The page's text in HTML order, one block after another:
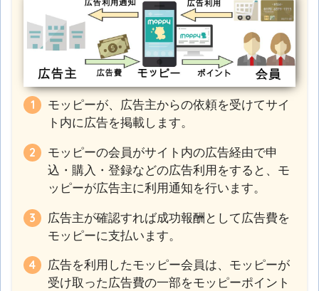
モッピーが、広告主からの依頼を受けてサイ
ト内に広告を掲載します。
モッピーの会員がサイト内の広告経由で申
込・購入・登録などの広告利用をすると、モ
ッピーが広告主に利用通知を行います。
広告主が確認すれば成功報酬として広告費を
モッピーに支払います。
広告を利用したモッピー会員は、モッピーが
受け取った広告費の一部をモッピーポイント